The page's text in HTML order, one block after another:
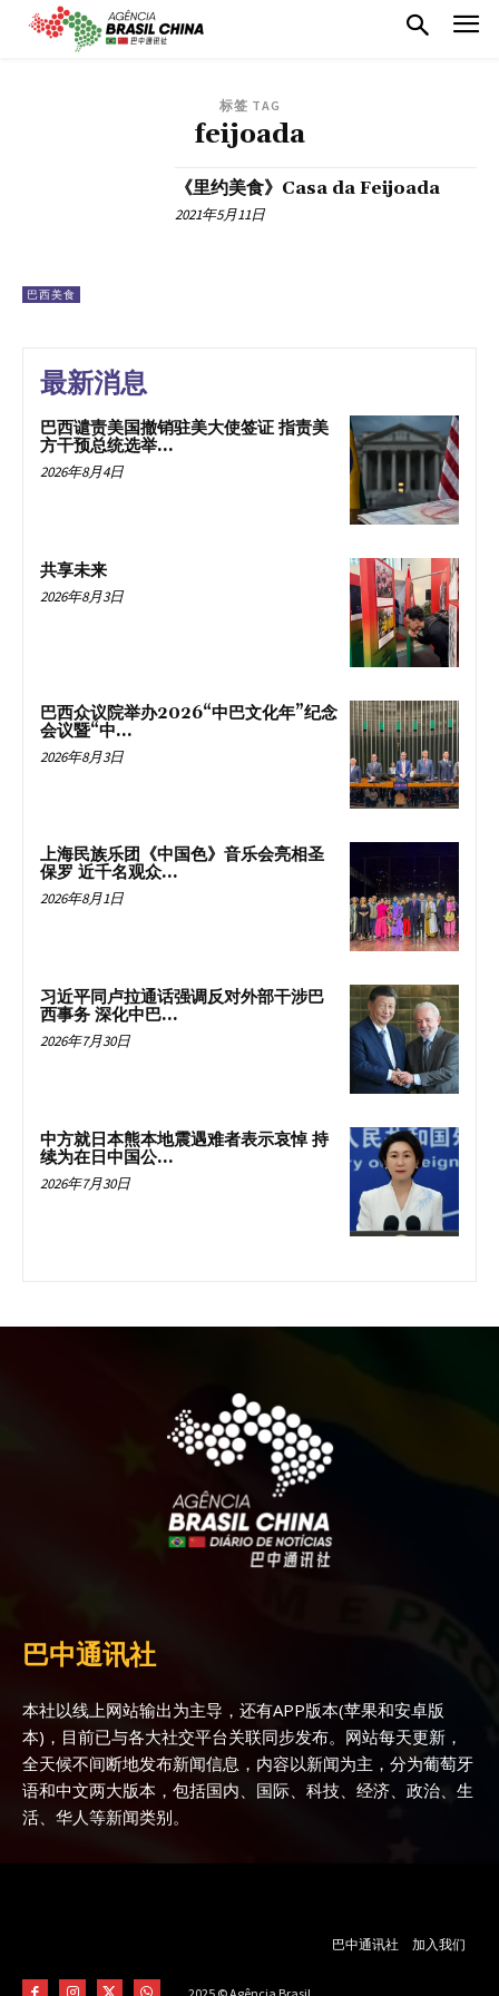
标签 TAG
feijoada
巴西美食
《里约美食》Casa da Feijoada
2021年5月11日
最新消息
巴西谴责美国撤销驻美大使签证 指责美
方干预总统选举...
2026年8月4日
共享未来
2026年8月3日
巴西众议院举办2026“中巴文化年”纪念
会议暨“中...
2026年8月3日
上海民族乐团《中国色》音乐会亮相圣
保罗 近千名观众...
2026年8月1日
习近平同卢拉通话强调反对外部干涉巴
西事务 深化中巴...
2026年7月30日
中方就日本熊本地震遇难者表示哀悼 持
续为在日中国公...
2026年7月30日
巴中通讯社
本社以线上网站输出为主导，还有APP版本(苹果和安卓版
本)，目前已与各大社交平台关联同步发布。网站每天更新，
全天候不间断地发布新闻信息，内容以新闻为主，分为葡萄牙
语和中文两大版本，包括国内、国际、科技、经济、政治、生
活、华人等新闻类别。
巴中通讯社 加入我们